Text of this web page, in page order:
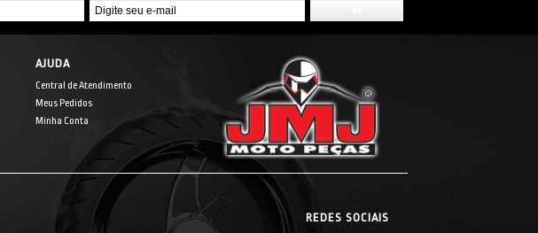
AJUDA
Central de Atendimento
Meus Pedidos
Minha Conta
REDES SOCIAIS